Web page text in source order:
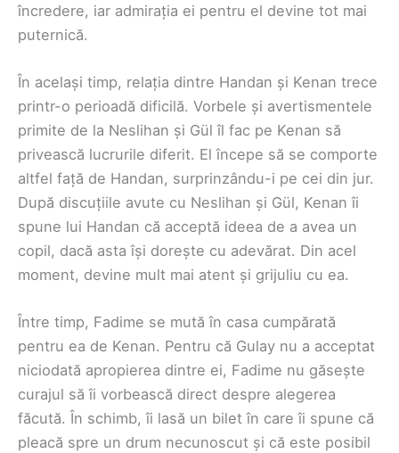
încredere, iar admirația ei pentru el devine tot mai
puternică.
În același timp, relația dintre Handan și Kenan trece
printr-o perioadă dificilă. Vorbele și avertismentele
primite de la Neslihan și Gül îl fac pe Kenan să
privească lucrurile diferit. El începe să se comporte
altfel față de Handan, surprinzându-i pe cei din jur.
După discuțiile avute cu Neslihan și Gül, Kenan îi
spune lui Handan că acceptă ideea de a avea un
copil, dacă asta își dorește cu adevărat. Din acel
moment, devine mult mai atent și grijuliu cu ea.
Între timp, Fadime se mută în casa cumpărată
pentru ea de Kenan. Pentru că Gulay nu a acceptat
niciodată apropierea dintre ei, Fadime nu găsește
curajul să îi vorbească direct despre alegerea
făcută. În schimb, îi lasă un bilet în care îi spune că
pleacă spre un drum necunoscut și că este posibil